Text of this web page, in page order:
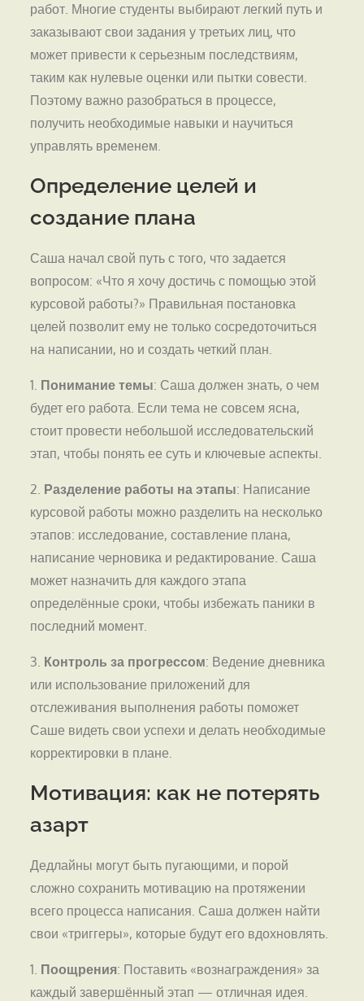
работ. Многие студенты выбирают легкий путь и
заказывают свои задания у третьих лиц, что
может привести к серьезным последствиям,
таким как нулевые оценки или пытки совести.
Поэтому важно разобраться в процессе,
получить необходимые навыки и научиться
управлять временем.
Определение целей и
создание плана
Саша начал свой путь с того, что задается
вопросом: «Что я хочу достичь с помощью этой
курсовой работы?» Правильная постановка
целей позволит ему не только сосредоточиться
на написании, но и создать четкий план.
1. Понимание темы: Саша должен знать, о чем
будет его работа. Если тема не совсем ясна,
стоит провести небольшой исследовательский
этап, чтобы понять ее суть и ключевые аспекты.
2. Разделение работы на этапы: Написание
курсовой работы можно разделить на несколько
этапов: исследование, составление плана,
написание черновика и редактирование. Саша
может назначить для каждого этапа
определённые сроки, чтобы избежать паники в
последний момент.
3. Контроль за прогрессом: Ведение дневника
или использование приложений для
отслеживания выполнения работы поможет
Саше видеть свои успехи и делать необходимые
корректировки в плане.
Мотивация: как не потерять
азарт
Дедлайны могут быть пугающими, и порой
сложно сохранить мотивацию на протяжении
всего процесса написания. Саша должен найти
свои «триггеры», которые будут его вдохновлять.
1. Поощрения: Поставить «вознаграждения» за
каждый завершённый этап — отличная идея.